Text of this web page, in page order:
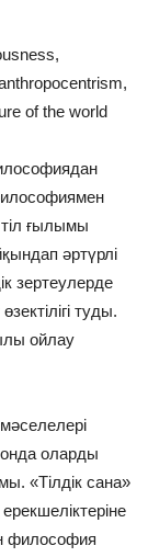
of the world
ғылымы
әртүрлі
зертеулерде
туды.
ойлау
оларды
«Тілдік сана»
философия